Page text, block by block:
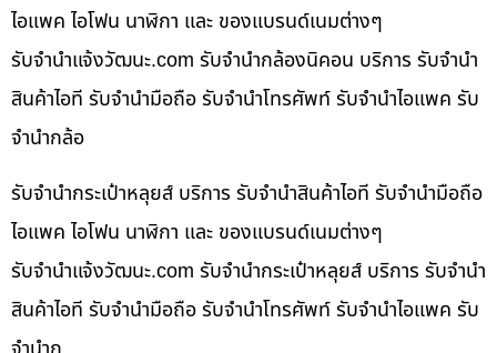
ไอแพค ไอโฟน นาฬิกา และ ของแบรนด์เนมต่างๆ
รับจํานําแจ้งวัฒนะ.com รับจำนำกล้องนิคอน บริการ รับจำนำ
สินค้าไอที รับจำนำมือถือ รับจำนำโทรศัพท์ รับจำนำไอแพค รับ
จำนำกล้อ
รับจำนำกระเป๋าหลุยส์ บริการ รับจำนำสินค้าไอที รับจำนำมือถือ
ไอแพค ไอโฟน นาฬิกา และ ของแบรนด์เนมต่างๆ
รับจํานําแจ้งวัฒนะ.com รับจำนำกระเป๋าหลุยส์ บริการ รับจำนำ
สินค้าไอที รับจำนำมือถือ รับจำนำโทรศัพท์ รับจำนำไอแพค รับ